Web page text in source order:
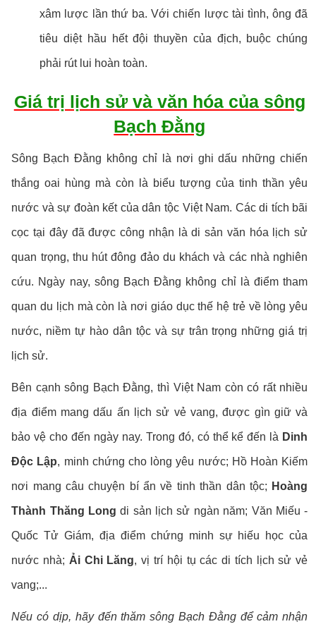
xâm lược lần thứ ba. Với chiến lược tài tình, ông đã
tiêu diệt hầu hết đội thuyền của địch, buộc chúng
phải rút lui hoàn toàn.
Giá trị lịch sử và văn hóa của sông
Bạch Đằng
Sông Bạch Đằng không chỉ là nơi ghi dấu những chiến
thắng oai hùng mà còn là biểu tượng của tinh thần yêu
nước và sự đoàn kết của dân tộc Việt Nam. Các di tích bãi
cọc tại đây đã được công nhận là di sản văn hóa lịch sử
quan trọng, thu hút đông đảo du khách và các nhà nghiên
cứu. Ngày nay, sông Bạch Đằng không chỉ là điểm tham
quan du lịch mà còn là nơi giáo dục thế hệ trẻ về lòng yêu
nước, niềm tự hào dân tộc và sự trân trọng những giá trị
lịch sử.
Bên cạnh sông Bạch Đằng, thì Việt Nam còn có rất nhiều
địa điểm mang dấu ấn lịch sử vẻ vang, được gìn giữ và
bảo vệ cho đến ngày nay. Trong đó, có thể kể đến là Dinh
Độc Lập, minh chứng cho lòng yêu nước; Hồ Hoàn Kiếm
nơi mang câu chuyện bí ẩn về tinh thần dân tộc; Hoàng
Thành Thăng Long di sản lịch sử ngàn năm; Văn Miếu -
Quốc Tử Giám, địa điểm chứng minh sự hiếu học của
nước nhà; Ải Chi Lăng, vị trí hội tụ các di tích lịch sử vẻ
vang;...
Nếu có dịp, hãy đến thăm sông Bạch Đằng để cảm nhận